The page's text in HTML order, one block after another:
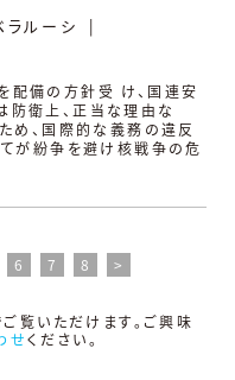
ラルーシ
|
配備の方針受 け、国連安
衛上、正当な理由な
め、国際的な義務の違反
てが紛争を避け核戦争の危
6 7 8 >
ご覧いただけます。ご興味
せください。